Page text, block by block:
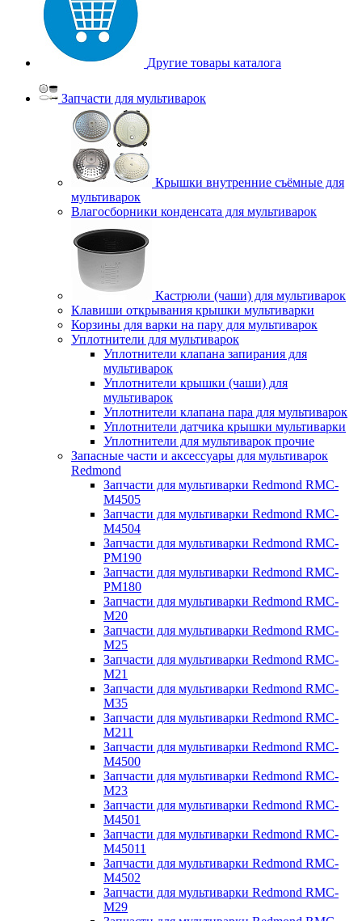
Другие товары каталога
Запчасти для мультиварок
Крышки внутренние съёмные для
мультиварок
Влагосборники конденсата для мультиварок
Кастрюли (чаши) для мультиварок
Клавиши открывания крышки мультиварки
Корзины для варки на пару для мультиварок
Уплотнители для мультиварок
Уплотнители клапана запирания для
мультиварок
Уплотнители крышки (чаши) для
мультиварок
Уплотнители клапана пара для мультиварок
Уплотнители датчика крышки мультиварки
Уплотнители для мультиварок прочие
Запасные части и аксессуары для мультиварок
Redmond
Запчасти для мультиварки Redmond RMC-
M4505
Запчасти для мультиварки Redmond RMC-
M4504
Запчасти для мультиварки Redmond RMC-
PM190
Запчасти для мультиварки Redmond RMC-
PM180
Запчасти для мультиварки Redmond RMC-
M20
Запчасти для мультиварки Redmond RMC-
M25
Запчасти для мультиварки Redmond RMC-
M21
Запчасти для мультиварки Redmond RMC-
M35
Запчасти для мультиварки Redmond RMC-
M211
Запчасти для мультиварки Redmond RMC-
M4500
Запчасти для мультиварки Redmond RMC-
M23
Запчасти для мультиварки Redmond RMC-
M4501
Запчасти для мультиварки Redmond RMC-
M45011
Запчасти для мультиварки Redmond RMC-
M4502
Запчасти для мультиварки Redmond RMC-
M29